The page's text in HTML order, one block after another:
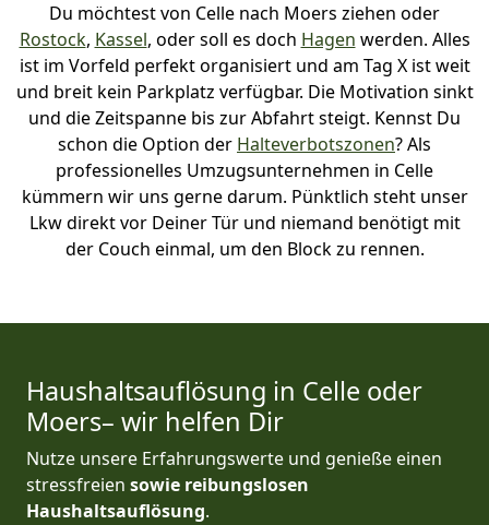
Du möchtest von Celle nach Moers ziehen oder
Rostock, Kassel, oder soll es doch Hagen werden. Alles
ist im Vorfeld perfekt organisiert und am Tag X ist weit
und breit kein Parkplatz verfügbar. Die Motivation sinkt
und die Zeitspanne bis zur Abfahrt steigt. Kennst Du
schon die Option der Halteverbotszonen? Als
professionelles Umzugsunternehmen in Celle
kümmern wir uns gerne darum. Pünktlich steht unser
Lkw direkt vor Deiner Tür und niemand benötigt mit
der Couch einmal, um den Block zu rennen.
Haushaltsauflösung in Celle oder
Moers– wir helfen Dir
Nutze unsere Erfahrungswerte und genieße einen
stressfreien sowie reibungslosen
Haushaltsauflösung.